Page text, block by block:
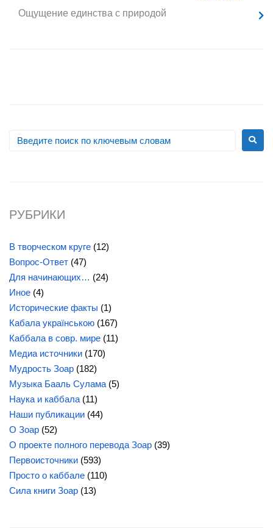
Ощущение единства с природой
РУБРИКИ
В творческом круге (12)
Вопрос-Ответ (47)
Для начинающих… (24)
Иное (4)
Исторические факты (1)
Кабала українською (167)
Каббала в совр. мире (11)
Медиа источники (170)
Мудрость Зоар (182)
Музыка Бааль Сулама (5)
Наука и каббала (11)
Наши публикации (44)
О Зоар (52)
О проекте полного перевода Зоар (39)
Первоисточники (593)
Просто о каббале (110)
Сила книги Зоар (13)